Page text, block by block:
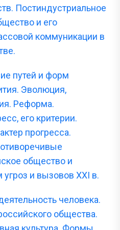
Постиндустриальное
и его
коммуникации в
путей и форм
Эволюция,
Реформа.
его критерии.
прогресса.
общество и
и вызовов XXI в.
человека.
общества.